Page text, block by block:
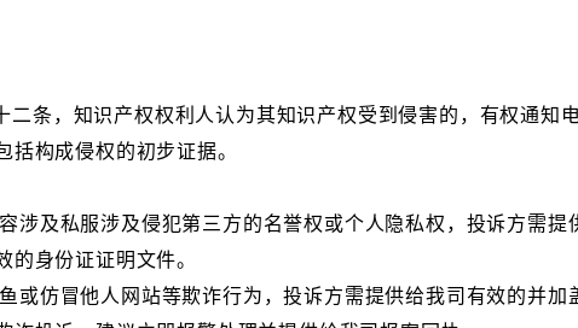
条，知识产权权利人认为其知识产权受到侵害的，有权通知
构成侵权的初步证据。
涉及私服涉及侵犯第三方的名誉权或个人隐私权，投诉方需
身份证证明文件。
或仿冒他人网站等欺诈行为，投诉方需提供给我司有效的并